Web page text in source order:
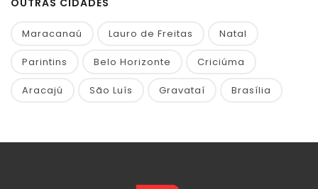
OUTRAS CIDADES
Maracanaú Lauro de Freitas Natal
Parintins Belo Horizonte Criciúma
Aracajú São Luís Gravataí Brasília